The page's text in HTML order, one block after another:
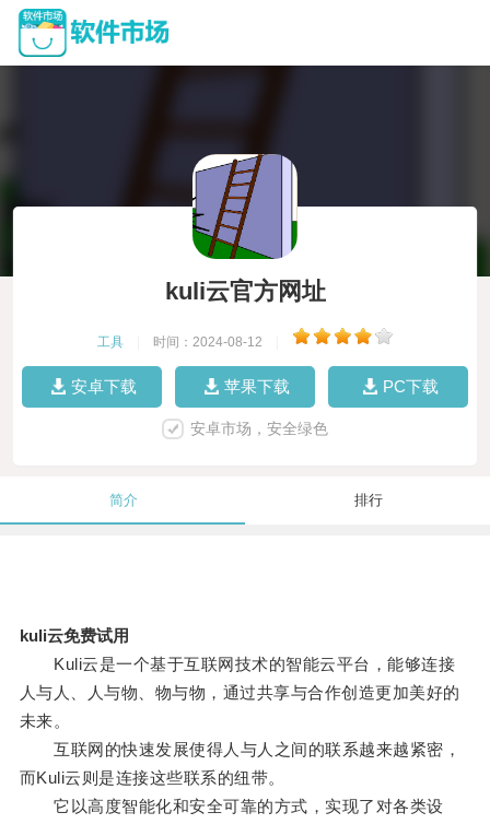
kuli云官方网址
工具 时间：2024-08-12
安卓下载 苹果下载 PC下载
安卓市场，安全绿色
简介 排行
kuli云免费试用
Kuli云是一个基于互联网技术的智能云平台，能够连接
人与人、人与物、物与物，通过共享与合作创造更加美好的
未来。
互联网的快速发展使得人与人之间的联系越来越紧密，
而Kuli云则是连接这些联系的纽带。
它以高度智能化和安全可靠的方式，实现了对各类设